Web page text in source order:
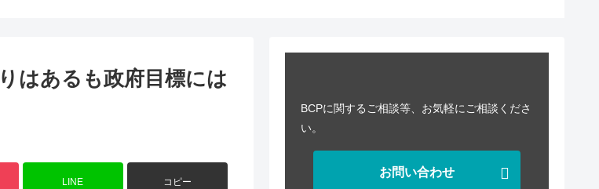
はあるも政府目標には
LINE コピー
BCPに関するご相談等、お気軽にご相談くださ
い。
お問い合わせ